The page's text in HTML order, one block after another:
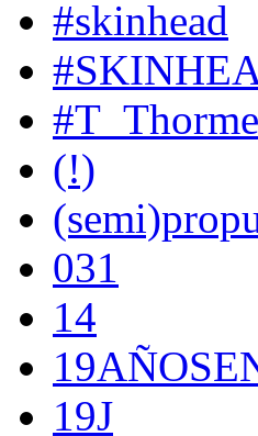
#skinhead
(!)
031
14
19J